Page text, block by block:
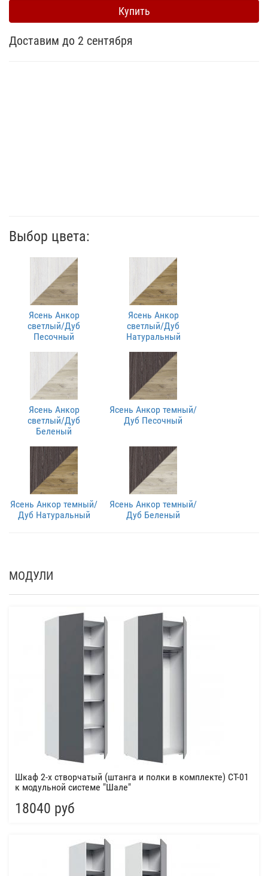
Купить
Доставим до 2 сентября
Выбор цвета:
Ясень Анкор
светлый/Дуб
Песочный
Ясень Анкор
светлый/Дуб
Натуральный
Ясень Анкор
светлый/Дуб
Беленый
Ясень Анкор темный/
Дуб Песочный
Ясень Анкор темный/
Дуб Натуральный
Ясень Анкор темный/
Дуб Беленый
МОДУЛИ
Шкаф 2-х створчатый (штанга и полки в комплекте) СТ-01
к модульной системе "Шале"
18040 руб